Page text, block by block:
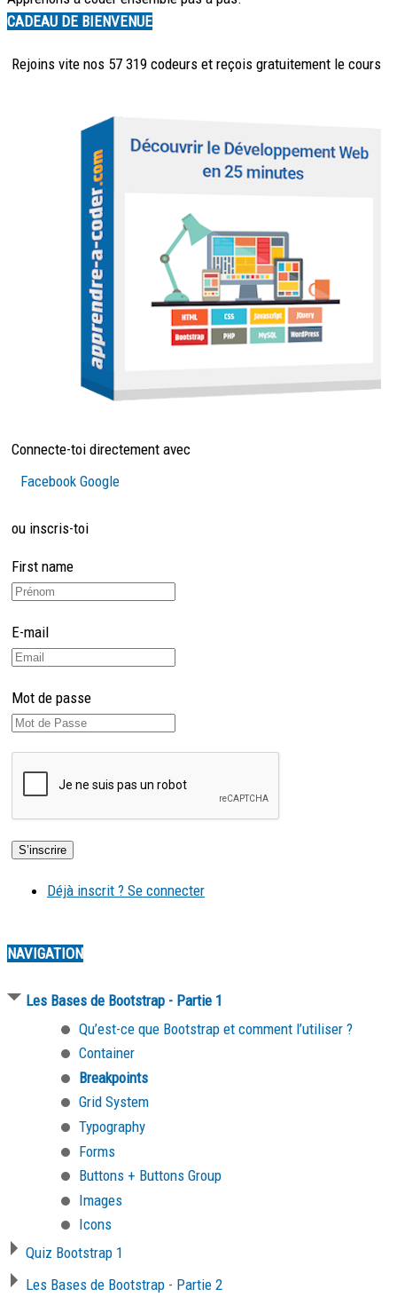
CADEAU DE BIENVENUE
Rejoins vite nos 57 319 codeurs et reçois gratuitement le cours
Connecte-toi directement avec
Facebook Google
ou inscris-toi
First name
E-mail
Mot de passe
Déjà inscrit ? Se connecter
NAVIGATION
Les Bases de Bootstrap - Partie 1
Qu’est-ce que Bootstrap et comment l’utiliser ?
Container
Breakpoints
Grid System
Typography
Forms
Buttons + Buttons Group
Images
Icons
Quiz Bootstrap 1
Les Bases de Bootstrap - Partie 2